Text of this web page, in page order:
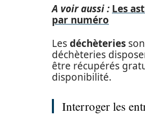
A voir aussi : Les
par numéro
Lesdéchèteries
déchèteries
être récupérés
disponibilité.
Interroger les